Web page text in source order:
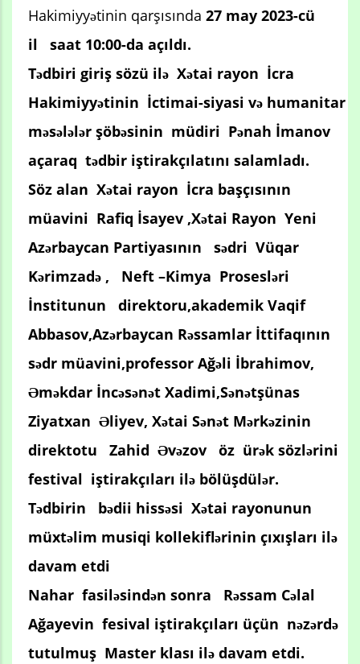
Hakimiyyətinin qarşısında 27 may 2023-cü
il
saat 10:00-da açıldı.
Tədbiri giriş sözü ilə Xətai rayon İcra
Hakimiyyətinin İctimai-siyasi və humanitar
məsələlər şöbəsinin müdiri Pənah İmanov
açaraq tədbir iştirakçılatını salamladı.
Söz alan Xətai rayon İcra başçısının
müavini Rafiq İsayev ,Xətai Rayon Yeni
Azərbaycan Partiyasının sədri Vüqar
Kərimzadə , Neft –Kimya Prosesləri
İnstitunun direktoru,akademik Vaqif
Abbasov,Azərbaycan Rəssamlar İttifaqının
sədr müavini,professor Ağəli İbrahimov,
Əməkdar İncəsənət Xadimi,Sənətşünas
Ziyatxan Əliyev, Xətai Sənət Mərkəzinin
direktotu Zahid Əvəzov öz ürək sözlərini
festival iştirakçıları ilə bölüşdülər.
Tədbirin bədii hissəsi Xətai rayonunun
müxtəlim musiqi kollekiflərinin çıxışları ilə
davam etdi
Nahar fasiləsindən sonra Rəssam Cəlal
Ağayevin fesival iştirakçıları üçün nəzərdə
tutulmuş Master klası ilə davam etdi.